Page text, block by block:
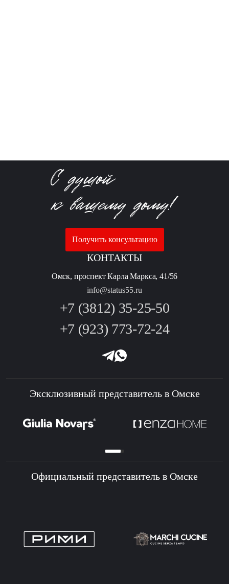
Получить консультацию
КОНТАКТЫ
Омск, проспект Карла Маркса, 41/56
info@status55.ru
+7 (3812) 35-25-50
+7 (923) 773-72-24
Эксклюзивный представитель в Омске
Официальный представитель в Омске